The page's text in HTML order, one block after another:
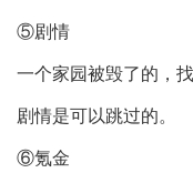
⑤剧情
一个家园被毁了的，
剧情是可以跳过的。
⑥氪金